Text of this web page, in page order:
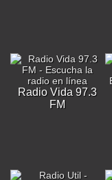
Radio Vida 97.3
FM